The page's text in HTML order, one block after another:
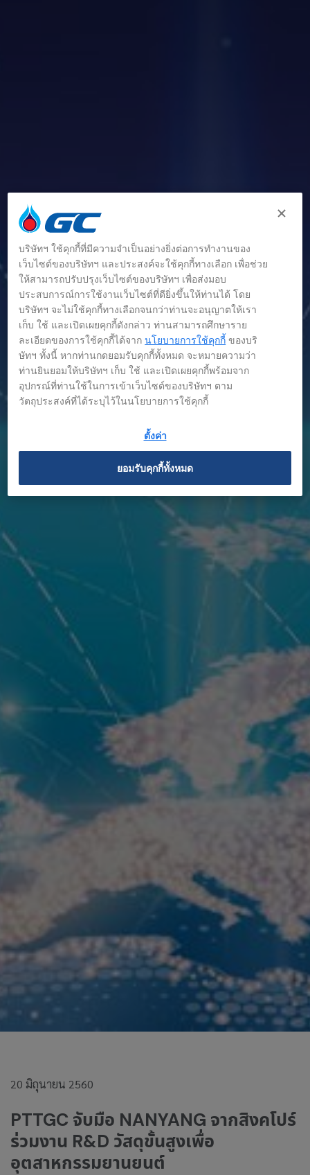
ข่าว
20 มิถุนายน 2560
PTTGC จับมือ NANYANG จากสิงคโปร์
ร่วมงาน R&D วัสดุขั้นสูงเพื่อ
อุตสาหกรรมยานยนต์
บริษัทฯ ใช้คุกกี้ที่มีความจำเป็นอย่างยิ่งต่อการทำงานของ
เว็บไซต์ของบริษัทฯ และประสงค์จะใช้คุกกี้ทางเลือก เพื่อช่วย
ให้สามารถปรับปรุงเว็บไซต์ของบริษัทฯ เพื่อส่งมอบ
ประสบการณ์การใช้งานเว็บไซต์ที่ดียิ่งขึ้นให้ท่านได้ โดย
บริษัทฯ จะไม่ใช้คุกกี้ทางเลือกจนกว่าท่านจะอนุญาตให้เรา
เก็บ ใช้ และเปิดเผยคุกกี้ดังกล่าว ท่านสามารถศึกษาราย
ละเอียดของการใช้คุกกี้ได้จากนโยบายการใช้คุกกี้ ของบริ
ษัทฯ ทั้งนี้ หากท่านกดยอมรับคุกกี้ทั้งหมด จะหมายความว่า
ท่านยินยอมให้บริษัทฯ เก็บ ใช้ และเปิดเผยคุกกี้พร้อมจาก
อุปกรณ์ที่ท่านใช้ในการเข้าเว็บไซต์ของบริษัทฯ ตาม
วัตถุประสงค์ที่ได้ระบุไว้ในนโยบายการใช้คุกกี้
ตั้งค่า
ยอมรับคุกกี้ทั้งหมด